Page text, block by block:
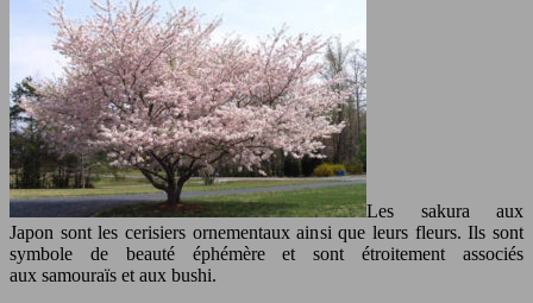
Les sakura aux
Japon sont les cerisiers ornementaux ainsi que leurs fleurs. Ils sont
symbole de beauté éphémère et sont étroitement associés
aux samouraïs et aux bushi.